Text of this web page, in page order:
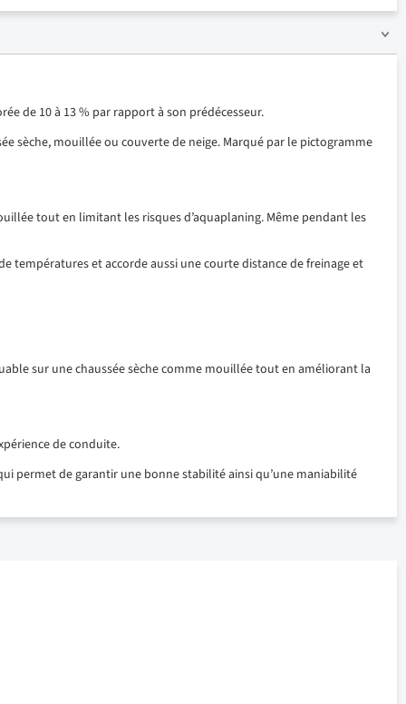
de 10 à 13 % par rapport à son prédécesseur.
sèche, mouillée ou couverte de neige. Marqué par le pictogramme
tout en limitant les risques d’aquaplaning. Même pendant les
températures et accorde aussi une courte distance de freinage et
sur une chaussée sèche comme mouillée tout en améliorant la
de conduite.
permet de garantir une bonne stabilité ainsi qu’une maniabilité